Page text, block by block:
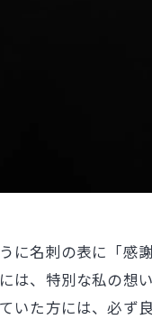
名刺の表に「感
は、特別な私の
いた方には、必